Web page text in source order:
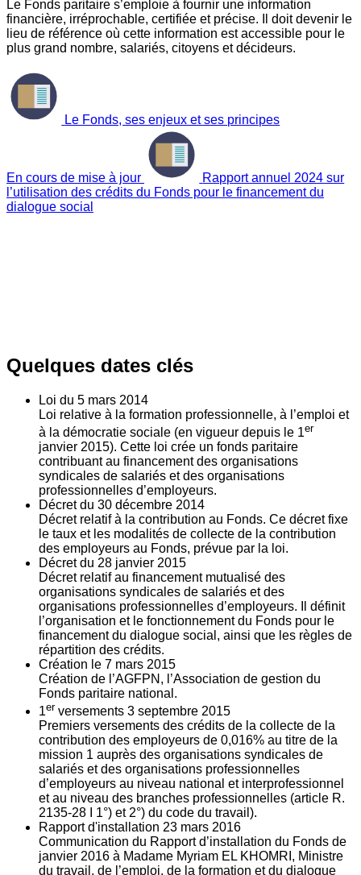
Le Fonds paritaire s’emploie à fournir une information
financière, irréprochable, certifiée et précise. Il doit devenir le
lieu de référence où cette information est accessible pour le
plus grand nombre, salariés, citoyens et décideurs.
Le Fonds, ses enjeux et ses principes
En cours de mise à jour
Rapport annuel 2024 sur
l’utilisation des crédits du Fonds pour le financement du
dialogue social
Quelques dates clés
Loi du 5 mars 2014
Loi relative à la formation professionnelle, à l’emploi et
à la démocratie sociale (en vigueur depuis le 1er
janvier 2015). Cette loi crée un fonds paritaire
contribuant au financement des organisations
syndicales de salariés et des organisations
professionnelles d’employeurs.
Décret du 30 décembre 2014
Décret relatif à la contribution au Fonds. Ce décret fixe
le taux et les modalités de collecte de la contribution
des employeurs au Fonds, prévue par la loi.
Décret du 28 janvier 2015
Décret relatif au financement mutualisé des
organisations syndicales de salariés et des
organisations professionnelles d’employeurs. Il définit
l’organisation et le fonctionnement du Fonds pour le
financement du dialogue social, ainsi que les règles de
répartition des crédits.
Création le 7 mars 2015
Création de l’AGFPN, l’Association de gestion du
Fonds paritaire national.
1er versements 3 septembre 2015
Premiers versements des crédits de la collecte de la
contribution des employeurs de 0,016% au titre de la
mission 1 auprès des organisations syndicales de
salariés et des organisations professionnelles
d’employeurs au niveau national et interprofessionnel
et au niveau des branches professionnelles (article R.
2135‐28 I 1°) et 2°) du code du travail).
Rapport d'installation 23 mars 2016
Communication du Rapport d’installation du Fonds de
janvier 2016 à Madame Myriam EL KHOMRI, Ministre
du travail, de l’emploi, de la formation et du dialogue